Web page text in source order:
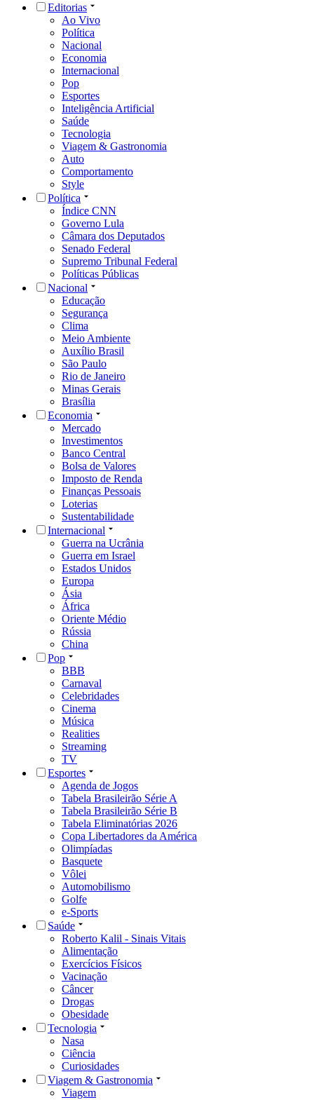
Editorias
Ao Vivo
Política
Nacional
Economia
Internacional
Pop
Esportes
Inteligência Artificial
Saúde
Tecnologia
Viagem & Gastronomia
Auto
Comportamento
Style
Política
Índice CNN
Governo Lula
Câmara dos Deputados
Senado Federal
Supremo Tribunal Federal
Políticas Públicas
Nacional
Educação
Segurança
Clima
Meio Ambiente
Auxílio Brasil
São Paulo
Rio de Janeiro
Minas Gerais
Brasília
Economia
Mercado
Investimentos
Banco Central
Bolsa de Valores
Imposto de Renda
Finanças Pessoais
Loterias
Sustentabilidade
Internacional
Guerra na Ucrânia
Guerra em Israel
Estados Unidos
Europa
Ásia
África
Oriente Médio
Rússia
China
Pop
BBB
Carnaval
Celebridades
Cinema
Música
Realities
Streaming
TV
Esportes
Agenda de Jogos
Tabela Brasileirão Série A
Tabela Brasileirão Série B
Tabela Eliminatórias 2026
Copa Libertadores da América
Olimpíadas
Basquete
Vôlei
Automobilismo
Golfe
e-Sports
Saúde
Roberto Kalil - Sinais Vitais
Alimentação
Exercícios Físicos
Vacinação
Câncer
Drogas
Obesidade
Tecnologia
Nasa
Ciência
Curiosidades
Viagem & Gastronomia
Viagem